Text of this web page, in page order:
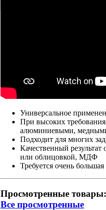
Универсальное
При высоких
алюминиевыми,
Подходит для многих
Качественный
или облицовкой, МДФ
Требуется очень
Просмотренные товары:
Все просмотренные